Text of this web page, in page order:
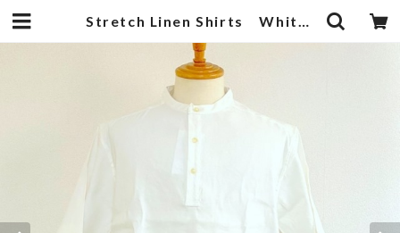
Stretch Linen Shirts White | 武蔵小杉のセレクトショップ【ナクール】-nakool-